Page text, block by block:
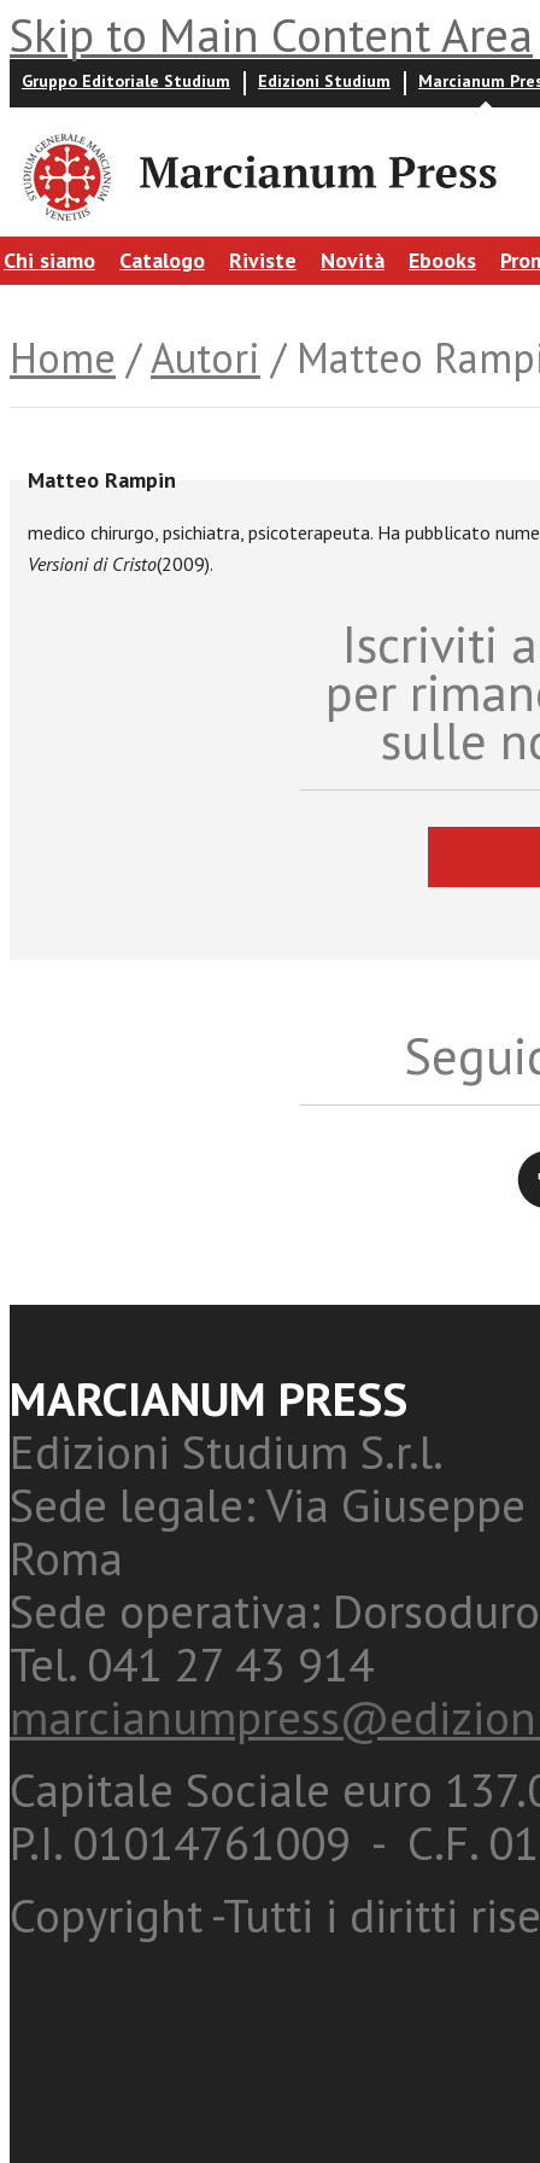
Skip to Main Content Area
Gruppo Editoriale Studium Edizioni Studium Marcianum
Chi siamo Catalogo Riviste Novità Ebooks
Home /Autori / Matteo
Matteo Rampin
medico chirurgo, psichiatra, psicoterapeuta. Ha pubblicato
Versioni di Cristo(2009).
Iscriviti
per
sulle
MARCIANUM PRESS
Edizioni Studium S.r.l.
Sede legale: Via
Roma
Sede operativa:
Tel. 041 27 43 914
Capitale Sociale euro
P.I. 01014761009 - C.F.
Copyright -Tutti i diritti